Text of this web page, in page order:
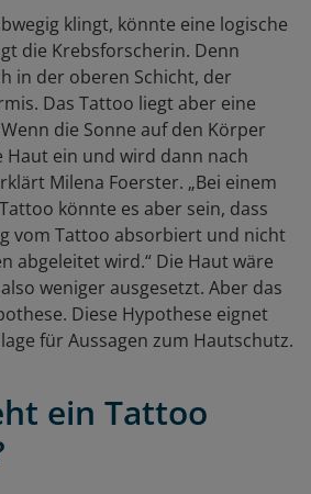
klingt, könnte eine logische
die Krebsforscherin. Denn
in der oberen Schicht, der
Das Tattoo liegt aber eine
die Sonne auf den Körper
ein und wird dann nach
Milena Foerster. „Bei einem
könnte es aber sein, dass
vom Tattoo absorbiert und nicht
abgeleitet wird.“ Die Haut wäre
weniger ausgesetzt. Aber das
Diese Hypothese eignet
für Aussagen zum Hautschutz.
ein Tattoo